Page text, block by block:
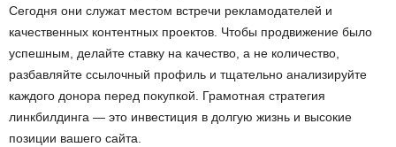
Сегодня они служат местом встречи рекламодателей и
качественных контентных проектов. Чтобы продвижение было
успешным, делайте ставку на качество, а не количество,
разбавляйте ссылочный профиль и тщательно анализируйте
каждого донора перед покупкой. Грамотная стратегия
линкбилдинга — это инвестиция в долгую жизнь и высокие
позиции вашего сайта.